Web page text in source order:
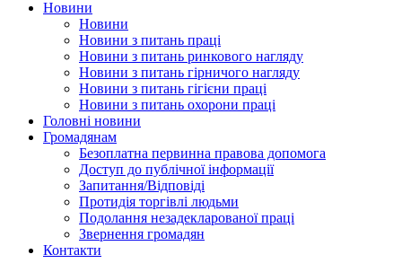
Новини
Новини
Новини з питань праці
Новини з питань ринкового нагляду
Новини з питань гірничого нагляду
Новини з питань гігієни праці
Новини з питань охорони праці
Головні новини
Громадянам
Безоплатна первинна правова допомога
Доступ до публічної інформації
Запитання/Відповіді
Протидія торгівлі людьми
Подолання незадекларованої праці
Звернення громадян
Контакти